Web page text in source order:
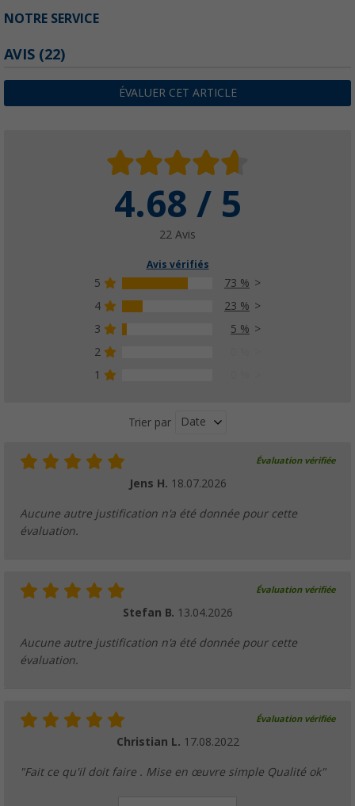
NOTRE SERVICE
AVIS (22)
ÉVALUER CET ARTICLE
4.68 / 5
22 Avis
Avis vérifiés
5
73 %
4
23 %
3
5 %
2
1
Trier par Date
Évaluation vérifiée
Jens H. 18.07.2026
Aucune autre justification n'a été donnée pour cette
évaluation.
Évaluation vérifiée
Stefan B. 13.04.2026
Aucune autre justification n'a été donnée pour cette
évaluation.
Évaluation vérifiée
Christian L. 17.08.2022
"Fait ce qu'il doit faire . Mise en œuvre simple Qualité ok"